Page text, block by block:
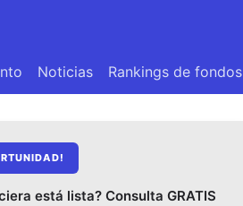
Noticias Rankings de fondos
está lista? Consulta GRATIS